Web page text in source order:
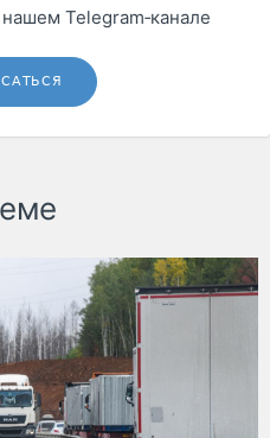
Telegram‑канале